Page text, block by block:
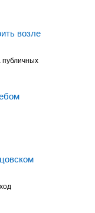
возле
публичных